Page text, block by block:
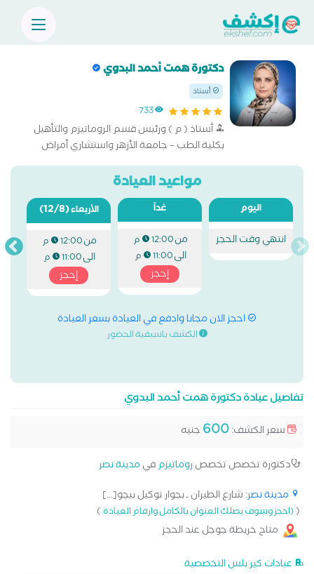
دكتورة همت أحمد البدوي
أستاذ
733
أستاذ ( م ) ورئيس قسم الروماتيزم والتأهيل
بكلية الطب – جامعة الأزهر واستشاري أمراض
الروماتيزم والمناعة. خبرة واسعة في تشخيص
وعلاج أمراض المفاصل والعمود الفقري
والعضلات باستخدام أحدث الأساليب الطبية
والعلاجية. أحرص دائمًا على تقديم رعاية طبية
متكاملة مبني
مواعيد العيادة
اليوم
انتهي وقت الحجز
غداً
من12:00 م
الى11:00 م
إحجز
الأربعاء(12/8)
من12:00 م
الى11:00 م
إحجز
احجز الان مجانا وادفع في العيادة بسعر العيادة
الكشف باسبقية الحضور
تفاصيل عيادة دكتورة همت أحمد البدوي
سعر الكشف:600 جنيه
دكتورة تخصص تخصصروماتيزمفي مدينة نصر
مدينة نصر: شارع الطيران ـ بجوار توكيل بيچو[...]
((احجز وسوف يصلك العنوان بالكامل وارقام العيادة)
متاح خريطة جوجل عند الحجز
عيادات كير بلس التخصصية